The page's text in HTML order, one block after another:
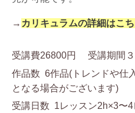
→ カリキュラムの詳細はこ
受講費26800円 受講期間３
作品数 6作品(トレンドや仕
となる場合がございます)
受講日数 1レッスン2h×3〜4